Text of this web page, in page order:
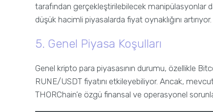
tarafından gerçekleştirilebilecek manipülasyonlar
düşük hacimli piyasalarda fiyat oynaklığını artırıyor.
5. Genel Piyasa Koşulları
Genel kripto para piyasasının durumu, özellikle
RUNE/USDT fiyatını etkileyebiliyor. Ancak,
THORChain’e özgü finansal ve operasyonel